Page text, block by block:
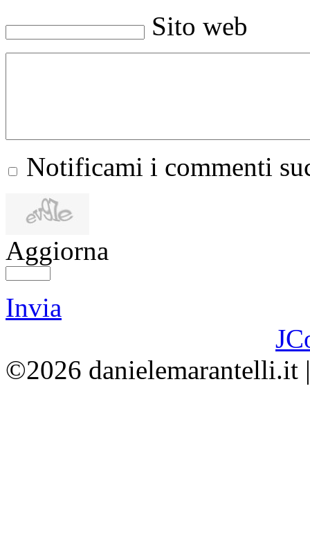
Sito web
Notificami i commenti
Aggiorna
Invia
©2026 danielemarantelli.it